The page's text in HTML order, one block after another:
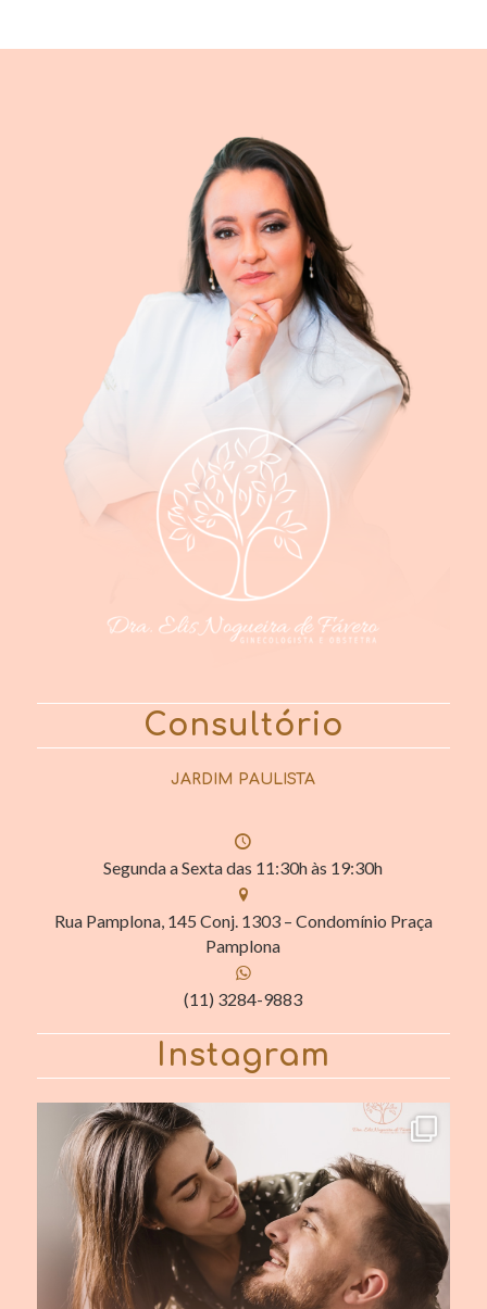
Consultório
JARDIM PAULISTA
Segunda a Sexta das 11:30h às 19:30h
Rua Pamplona, 145 Conj. 1303 – Condomínio Praça
Pamplona
(11) 3284-9883
Instagram